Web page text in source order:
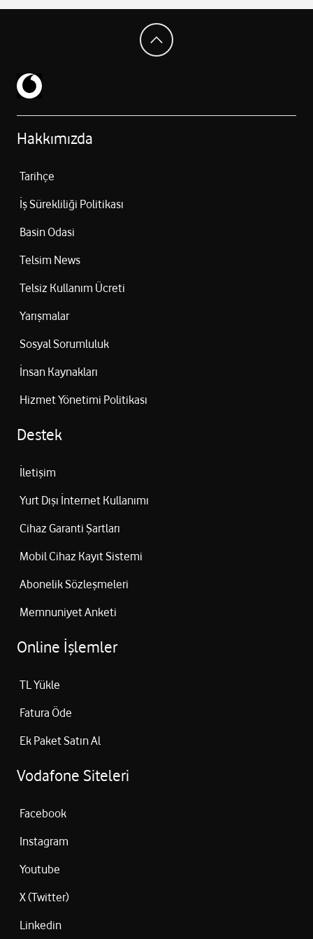
Hakkımızda
Tarihçe
İş Sürekliliği Politikası
Basin Odasi
Telsim News
Telsiz Kullanım Ücreti
Yarışmalar
Sosyal Sorumluluk
İnsan Kaynakları
Hizmet Yönetimi Politikası
Destek
İletişim
Yurt Dışı İnternet Kullanımı
Cihaz Garanti Şartları
Mobil Cihaz Kayıt Sistemi
Abonelik Sözleşmeleri
Memnuniyet Anketi
Online İşlemler
TL Yükle
Fatura Öde
Ek Paket Satın Al
Vodafone Siteleri
Facebook
Instagram
Youtube
X (Twitter)
Linkedin